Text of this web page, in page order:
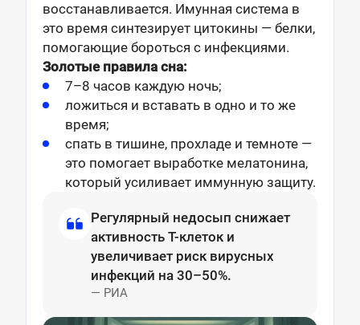
восстанавливается. Имунная система в
это время синтезирует цитокины — белки,
помогающие бороться с инфекциями.
Золотые правила сна:
7–8 часов каждую ночь;
ложиться и вставать в одно и то же
время;
спать в тишине, прохладе и темноте —
это помогает выработке мелатонина,
который усиливает иммунную защиту.
Регулярный недосып снижает
активность Т-клеток и
увеличивает риск вирусных
инфекций на 30–50%.
— РИА